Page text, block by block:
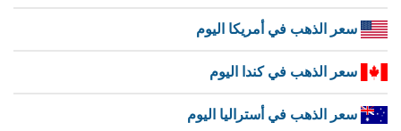
سعر الذهب في أمريكا اليوم
سعر الذهب في كندا اليوم
سعر الذهب في أستراليا اليوم